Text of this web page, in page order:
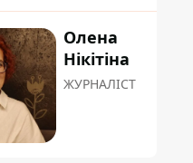
Олена
Нікітіна
ЖУРНАЛІСТ